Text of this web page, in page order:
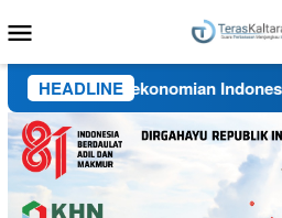
ke
Mobile
HEADLINE
Perekonomian Indonesia